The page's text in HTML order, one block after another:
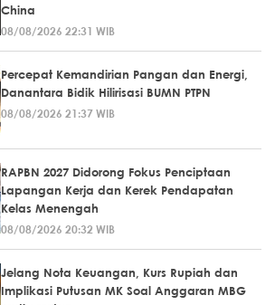
China
08/08/2026 22:31 WIB
Percepat Kemandirian Pangan dan Energi,
Danantara Bidik Hilirisasi BUMN PTPN
08/08/2026 21:37 WIB
RAPBN 2027 Didorong Fokus Penciptaan
Lapangan Kerja dan Kerek Pendapatan
Kelas Menengah
08/08/2026 20:32 WIB
Jelang Nota Keuangan, Kurs Rupiah dan
Implikasi Putusan MK Soal Anggaran MBG